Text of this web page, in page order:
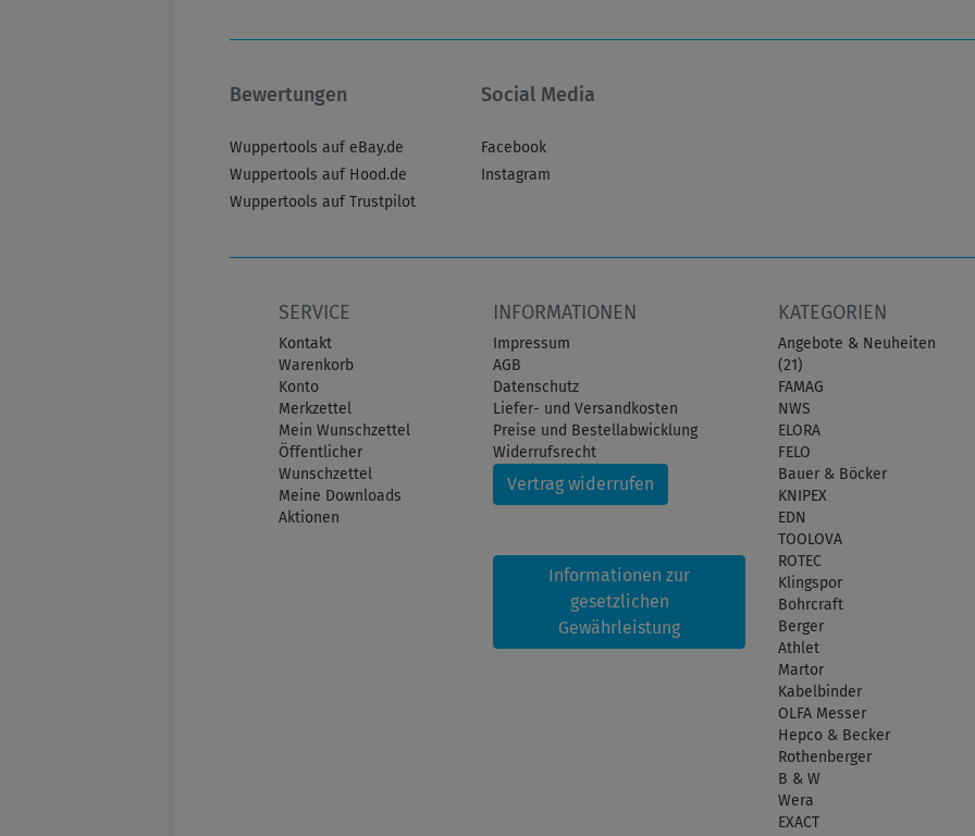
Bewertungen
Wuppertools auf eBay.de
Wuppertools auf Hood.de
Wuppertools auf Trustpilot
Social Media
Facebook
Instagram
SERVICE
Kontakt
Warenkorb
Konto
Merkzettel
Mein Wunschzettel
Öffentlicher
Wunschzettel
Meine Downloads
Aktionen
INFORMATIONEN
Impressum
AGB
Datenschutz
Liefer- und Versandkosten
Preise und Bestellabwicklung
Widerrufsrecht
Vertrag widerrufen
Informationen zur
gesetzlichen
Gewährleistung
KATEGORIEN
Angebote & Neuheiten
(21)
FAMAG
NWS
ELORA
FELO
Bauer & Böcker
KNIPEX
EDN
TOOLOVA
ROTEC
Klingspor
Bohrcraft
Berger
Athlet
Martor
Kabelbinder
OLFA Messer
Hepco & Becker
Rothenberger
B & W
Wera
EXACT